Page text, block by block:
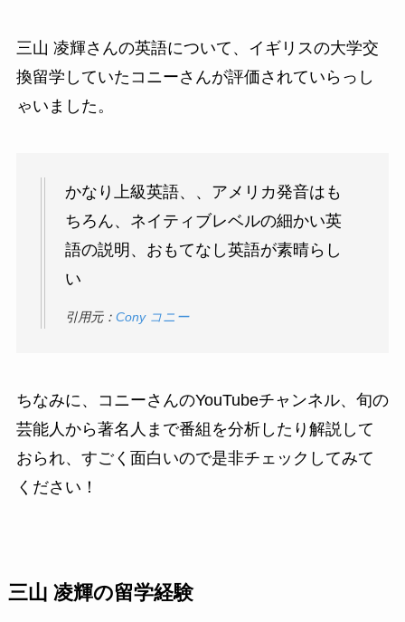
三山 凌輝さんの英語について、イギリスの大学交
換留学していたコニーさんが評価されていらっし
ゃいました。
かなり上級英語、、アメリカ発音はも
ちろん、ネイティブレベルの細かい英
語の説明、おもてなし英語が素晴らし
い
引用元： Cony コニー
ちなみに、コニーさんのYouTubeチャンネル、旬の
芸能人から著名人まで番組を分析したり解説して
おられ、すごく面白いので是非チェックしてみて
ください！
三山 凌輝の留学経験